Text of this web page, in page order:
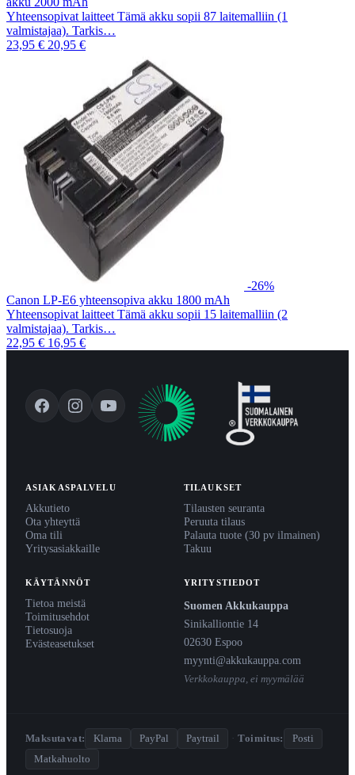
Yhteensopivat laitteet Tämä akku sopii 87 laitemalliin (1
valmistajaa). Tarkis…
23,95 € 20,95 €
-26%
Canon LP-E6 yhteensopiva akku 1800 mAh
Yhteensopivat laitteet Tämä akku sopii 15 laitemalliin (2
valmistajaa). Tarkis…
22,95 € 16,95 €
ASIAKASPALVELU
Akkutieto
Ota yhteyttä
Oma tili
Yritysasiakkaille
TILAUKSET
Tilausten seuranta
Peruuta tilaus
Palauta tuote (30 pv ilmainen)
Takuu
KÄYTÄNNÖT
Tietoa meistä
Toimitusehdot
Tietosuoja
Evästeasetukset
YRITYSTIEDOT
Suomen Akkukauppa
Sinikalliontie 14
02630 Espoo
myynti@akkukauppa.com
Verkkokauppa, ei myymälää
Maksutavat: Klarna PayPal Paytrail · Toimitus:
Posti
Matkahuolto